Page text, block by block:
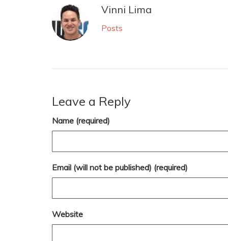
Vinni Lima
Posts
Leave a Reply
Name (required)
Email (will not be published) (required)
Website